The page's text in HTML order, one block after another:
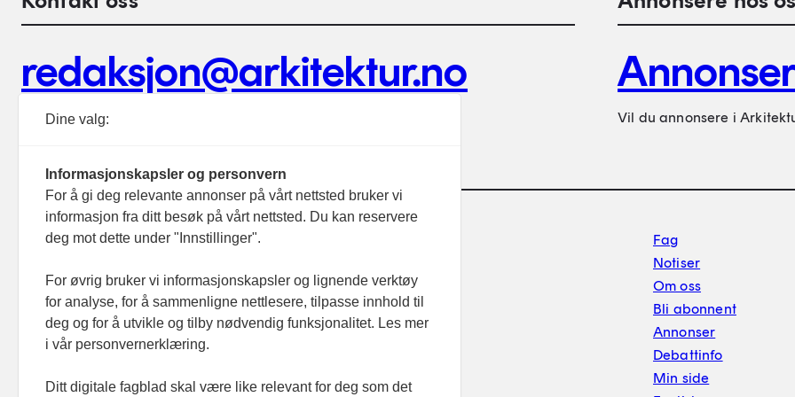
redaksjon@arkitektur.no
Debattinnlegg, tips og andre henvendelser. Vil du annonsere i
Footer hovednavigasjon
Aktuelt
Meninger
Prosjekter
Folk
Ledige stillinger
Fag
Notiser
Om oss
Bli abonnent
Annonser
Debattinfo
Min side
Dine valg:
Informasjonskapsler og personvern
For å gi deg relevante annonser på vårt nettsted bruker vi
informasjon fra ditt besøk på vårt nettsted. Du kan reservere
deg mot dette under "Innstillinger".
For øvrig bruker vi informasjonskapsler og lignende verktøy
for analyse, for å sammenligne nettlesere, tilpasse innhold til
deg og for å utvikle og tilby nødvendig funksjonalitet. Les mer
i vår personvernerklæring.
Ditt digitale fagblad skal være like relevant for deg som det